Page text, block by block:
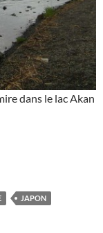
dans le lac Akan
Japon
JAPON